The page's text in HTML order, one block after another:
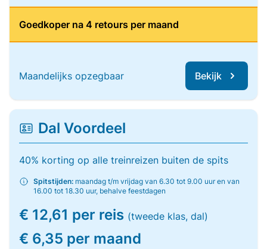
Goedkoper na 4 retours per maand
Maandelijks opzegbaar Bekijk
Dal Voordeel
40% korting op alle treinreizen buiten de spits
Spitstijden: maandag t/m vrijdag van 6.30 tot 9.00 uur en van
16.00 tot 18.30 uur, behalve feestdagen
€ 12,61 per reis (tweede klas, dal)
€ 6,35 per maand